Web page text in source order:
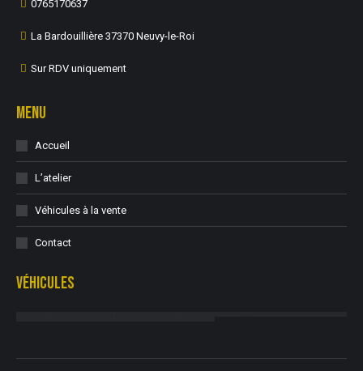
0765170637
La Bardouillière 37370 Neuvy-le-Roi
Sur RDV uniquement
MENU
Accueil
L’atelier
Véhicules à la vente
Contact
VÉHICULES